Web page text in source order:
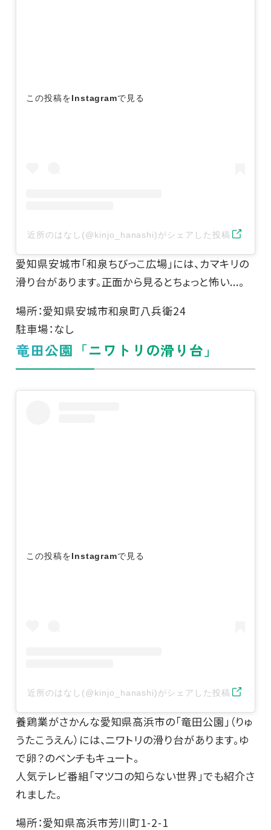
この投稿をInstagramで見る
近所のはなし(@kinjo_hanashi)がシェアした投稿
愛知県安城市「和泉ちびっこ広場」には、カマキリの
滑り台があります。正面から見るとちょっと怖い...。
場所：愛知県安城市和泉町八兵衛24
駐車場：なし
竜田公園「ニワトリの滑り台」
この投稿をInstagramで見る
近所のはなし(@kinjo_hanashi)がシェアした投稿
養鶏業がさかんな愛知県高浜市の「竜田公園」（りゅ
うたこうえん）には、ニワトリの滑り台があります。ゆ
で卵？のベンチもキュート。
人気テレビ番組「マツコの知らない世界」でも紹介さ
れました。
場所：愛知県高浜市芳川町1-2-1